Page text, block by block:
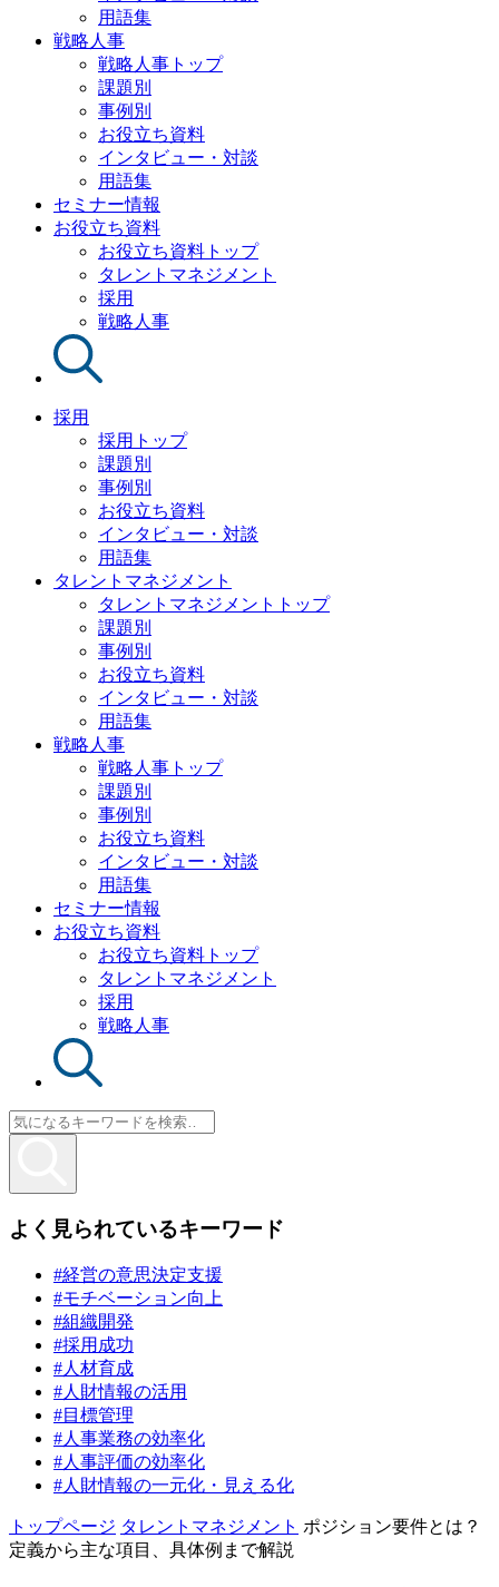
用語集
戦略人事
戦略人事トップ
課題別
事例別
お役立ち資料
インタビュー・対談
用語集
セミナー情報
お役立ち資料
お役立ち資料トップ
タレントマネジメント
採用
戦略人事
採用
採用トップ
課題別
事例別
お役立ち資料
インタビュー・対談
用語集
タレントマネジメント
タレントマネジメントトップ
課題別
事例別
お役立ち資料
インタビュー・対談
用語集
戦略人事
戦略人事トップ
課題別
事例別
お役立ち資料
インタビュー・対談
用語集
セミナー情報
お役立ち資料
お役立ち資料トップ
タレントマネジメント
採用
戦略人事
よく見られているキーワード
#経営の意思決定支援
#モチベーション向上
#組織開発
#採用成功
#人材育成
#人財情報の活用
#目標管理
#人事業務の効率化
#人事評価の効率化
#人財情報の一元化・見える化
トップページ タレントマネジメント ポジション要件とは？
定義から主な項目、具体例まで解説